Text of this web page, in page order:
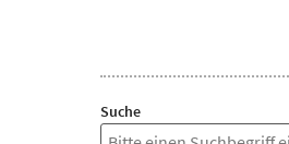
Suche